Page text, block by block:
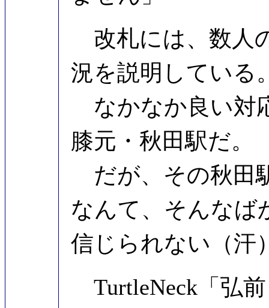
改札には、数人
況を説明している
なかなか良い対
膝元・秋田駅だ。
だが、その秋田
なんて、そんなば
信じられない（汗
TurtleNeck「弘